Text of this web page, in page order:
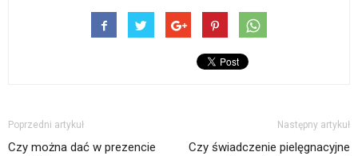
Poprzedni artykuł
Czy można dać w prezencie
Następny artykuł
Czy świadczenie pielęgnacyjne